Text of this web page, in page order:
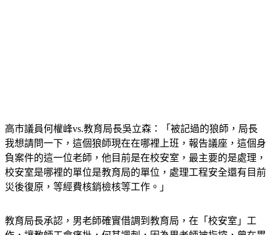
高市議員何權峰vs.教育局長吳立森：「被記過的狼師，局長
我想請問一下，這個狼師現在在哪裡上班，報告議座，這個身
負案件的這一位老師，他目前是在校安室，最主要的是處理，
校安室是哪裡的單位是教育局的單位，處理工程安全還有目前